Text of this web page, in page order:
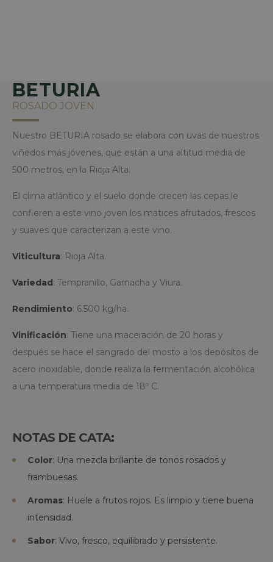
BETURIA
ROSADO JOVEN
Nuestro BETURIA rosado se elabora con uvas de nuestros
viñedos más jóvenes, que están a una altitud media de
500 metros, en la Rioja Alta.
El clima atlántico y el suelo donde crecen las cepas le
confieren a este vino joven los matices afrutados, frescos
y suaves que caracterizan a este vino.
Viticultura: Rioja Alta.
Variedad: Tempranillo, Garnacha y Viura.
Rendimiento: 6.500 kg/ha.
Vinificación: Tiene una maceración de 20 horas y
después se hace el sangrado del mosto a los depósitos de
acero inoxidable, donde realiza la fermentación alcohólica
a una temperatura media de 18º C.
NOTAS DE CATA:
Color: Una mezcla brillante de tonos rosados y
frambuesas.
Aromas: Huele a frutos rojos. Es limpio y tiene buena
intensidad.
Sabor: Vivo, fresco, equilibrado y persistente.